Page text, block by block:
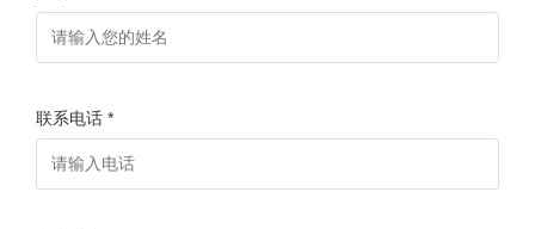
联系电话 *